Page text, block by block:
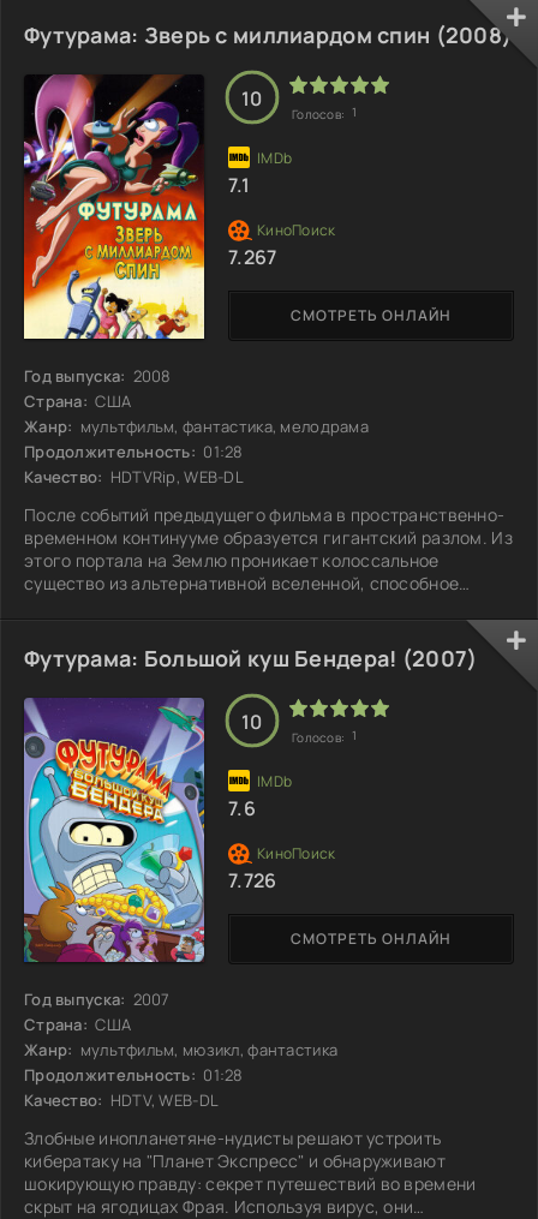
оказывается в центре значимой миссии. На новой
планете ему предстоит сложная задача: влиться в
общество местных жителей На'ви и понять их культуру.
Завязывая отношения с аборигенами, он открывает их
Футурама: Зверь с миллиардом спин (2008)
Год выпуска: 2008
Страна: США
Жанр: мультфильм, фантастика, мелодрама
Продолжительность: 01:28
Качество: HDTVRip, WEB-DL
После событий предыдущего фильма в пространственно-
временном континууме образуется гигантский разлом. Из
этого портала на Землю проникает колоссальное
существо из альтернативной вселенной, способное
который быстро охватывает умы людей. Воодушевленные
новой верой, земные жители массово покидают планету,
оставляя её на откуп машинам. В безлюдной атмосфере
Земли роботы устанавливают свои порядки и
СМОТРЕТЬ ОНЛАЙН
10
Голосов: 1
7.1
7.267
Футурама: Большой куш Бендера! (2007)
Год выпуска: 2007
Страна: США
Жанр: мультфильм, мюзикл, фантастика
Продолжительность: 01:28
Качество: HDTV, WEB-DL
Злобные инопланетяне-нудисты решают устроить
кибератаку на "Планет Экспресс" и обнаруживают
шокирующую правду: секрет путешествий во времени
скрыт на ягодицах Фрая. Используя вирус, они
СМОТРЕТЬ ОНЛАЙН
10
Голосов: 1
7.6
7.726